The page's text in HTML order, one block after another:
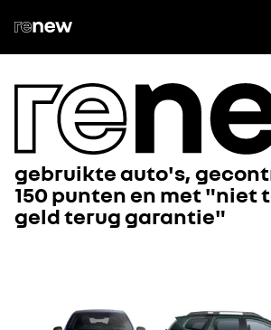
gebruikte auto's,
150 punten en met "niet
geld terug garantie"